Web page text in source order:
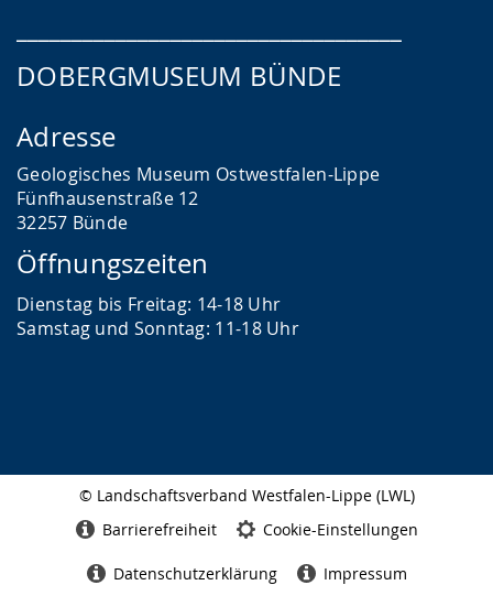
DOBERGMUSEUM BÜNDE
Adresse
Geologisches Museum Ostwestfalen-Lippe
Fünfhausenstraße 12
32257 Bünde
Öffnungszeiten
Dienstag bis Freitag: 14-18 Uhr
Samstag und Sonntag: 11-18 Uhr
© Landschaftsverband Westfalen-Lippe (LWL)
Barrierefreiheit Cookie-Einstellungen
Datenschutzerklärung Impressum